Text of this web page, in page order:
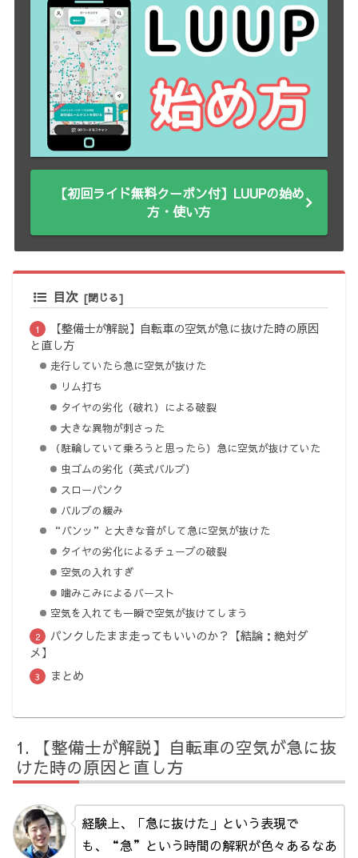
【初回ライド無料クーポン付】LUUPの始め
方・使い方
目次
【整備士が解説】自転車の空気が急に抜けた時の原因
と直し方
走行していたら急に空気が抜けた
リム打ち
タイヤの劣化（破れ）による破裂
大きな異物が刺さった
（駐輪していて乗ろうと思ったら）急に空気が抜けていた
虫ゴムの劣化（英式バルブ）
スローパンク
バルブの緩み
“バンッ”と大きな音がして急に空気が抜けた
タイヤの劣化によるチューブの破裂
空気の入れすぎ
噛みこみによるバースト
空気を入れても一瞬で空気が抜けてしまう
パンクしたまま走ってもいいのか？【結論：絶対ダ
メ】
まとめ
【整備士が解説】自転車の空気が急に抜
けた時の原因と直し方
経験上、「急に抜けた」という表現で
も、“急”という時間の解釈が色々あるなあ